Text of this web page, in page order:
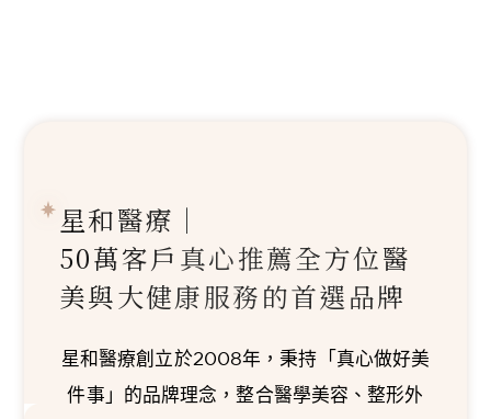
星和醫療｜
50萬客戶真心推薦全方位醫
美與大健康服務的首選品牌
星和醫療創立於2008年，秉持「真心做好美
件事」的品牌理念，整合醫學美容、整形外